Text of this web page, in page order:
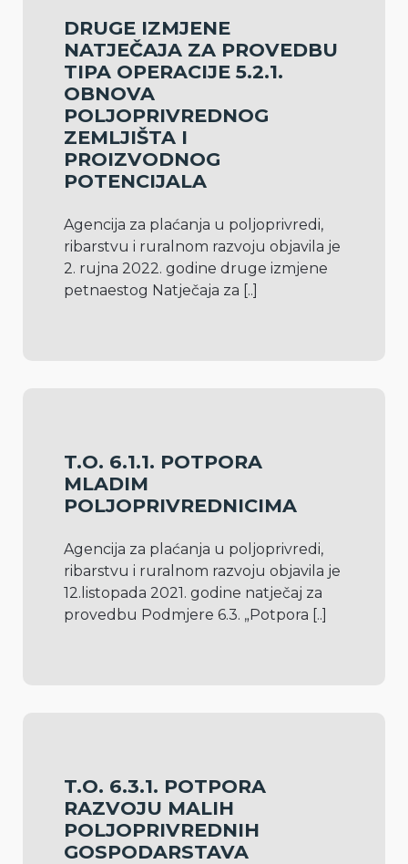
DRUGE IZMJENE
NATJEČAJA ZA PROVEDBU
TIPA OPERACIJE 5.2.1.
OBNOVA
POLJOPRIVREDNOG
ZEMLJIŠTA I
PROIZVODNOG
POTENCIJALA
Agencija za plaćanja u poljoprivredi,
ribarstvu i ruralnom razvoju objavila je
2. rujna 2022. godine druge izmjene
petnaestog Natječaja za [..]
T.O. 6.1.1. POTPORA
MLADIM
POLJOPRIVREDNICIMA
Agencija za plaćanja u poljoprivredi,
ribarstvu i ruralnom razvoju objavila je
12.listopada 2021. godine natječaj za
provedbu Podmjere 6.3. „Potpora [..]
T.O. 6.3.1. POTPORA
RAZVOJU MALIH
POLJOPRIVREDNIH
GOSPODARSTAVA